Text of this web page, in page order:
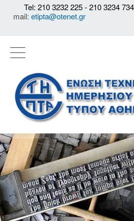
Tel: 210 3232 225 - 210 3234
mail: etipta@otenet.gr